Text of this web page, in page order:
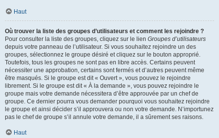
Haut
Où trouver la liste des groupes d’utilisateurs et comment les rejoindre ?
Pour consulter la liste des groupes, cliquez sur le lien Groupes d’utilisateurs
depuis votre panneau de l’utilisateur. Si vous souhaitez rejoindre un des
groupes, sélectionnez le groupe désiré et cliquez sur le bouton approprié.
Toutefois, tous les groupes ne sont pas en libre accès. Certains peuvent
nécessiter une approbation, certains sont fermés et d’autres peuvent même
être masqués. Si le groupe est dit « Ouvert », vous pouvez le rejoindre
librement. Si le groupe est dit « À la demande », vous pouvez rejoindre le
groupe mais votre demande nécessitera d’être approuvée par un chef de
groupe. Ce dernier pourra vous demander pourquoi vous souhaitez rejoindre
le groupe et ainsi décider s’il approuvera ou non votre demande. N’importunez
pas le chef de groupe s’il annule votre demande, il a sûrement ses raisons.
Haut